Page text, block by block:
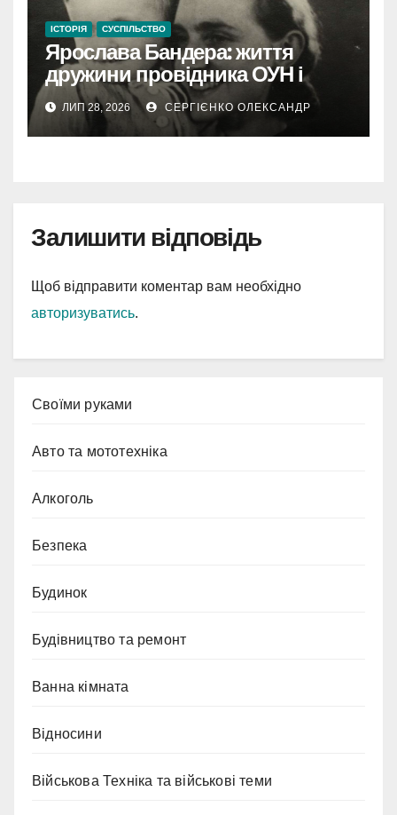
ІСТОРІЯ СУСПІЛЬСТВО
Ярослава Бандера: життя
дружини провідника ОУН і
самостійної діячки
ЛИП 28, 2026 СЕРГІЄНКО ОЛЕКСАНДР
Залишити відповідь
Щоб відправити коментар вам необхідно
авторизуватись.
Cвоїми руками
Авто та мототехніка
Алкоголь
Безпека
Будинок
Будівництво та ремонт
Ванна кімната
Відносини
Військова Техніка та військові теми